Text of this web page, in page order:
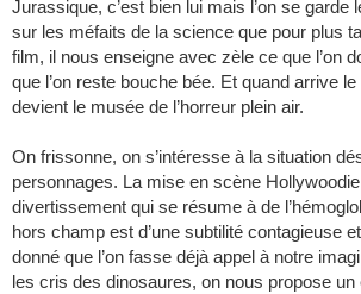
Jurassique, c’est bien lui mais l’on se garde
sur les méfaits de la science que pour plus
film, il nous enseigne avec zèle ce que l’on
que l’on reste bouche bée. Et quand arrive
devient le musée de l’horreur plein air.
On frissonne, on s’intéresse à la situation
personnages. La mise en scène
divertissement qui se résume à de
hors champ est d’une subtilité contagieuse
donné que l’on fasse déjà appel à notre
les cris des dinosaures, on nous propose